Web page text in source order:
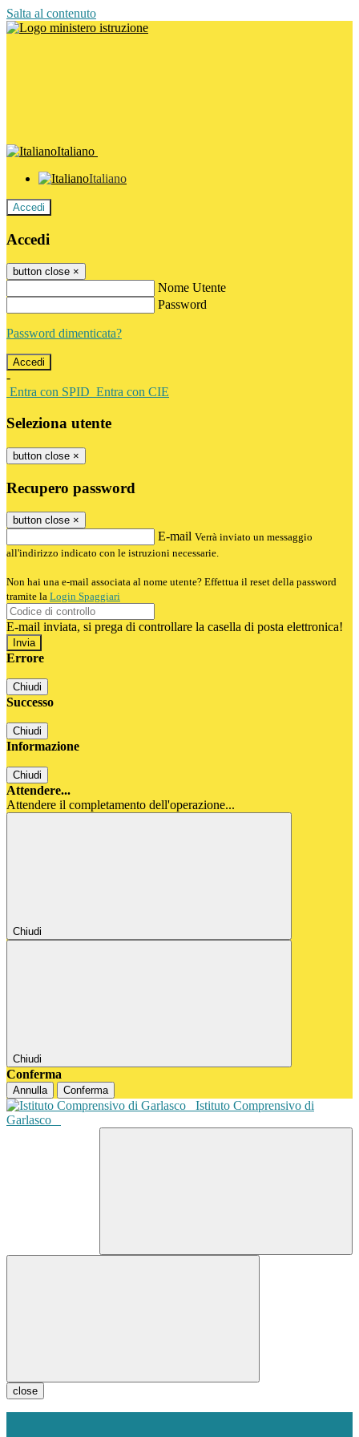
Salta al contenuto
Italiano
Italiano
Accedi
Accedi
button close ×
Nome Utente
Password
Password dimenticata?
-
Entra con SPID Entra con CIE
Seleziona utente
button close ×
Recupero password
button close ×
E-mail Verrà inviato un messaggio
all'indirizzo indicato con le istruzioni necessarie.
Non hai una e-mail associata al nome utente? Effettua il reset della password
tramite la Login Spaggiari
E-mail inviata, si prega di controllare la casella di posta elettronica!
Errore
Chiudi
Successo
Chiudi
Informazione
Chiudi
Attendere...
Attendere il completamento dell'operazione...
Chiudi
Chiudi
Conferma
Annulla Conferma
Istituto Comprensivo di
Garlasco
close